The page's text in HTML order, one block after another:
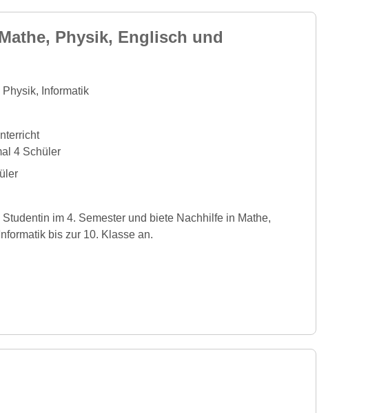
Physik, Englisch und
Informatik
4 Schüler
im 4. Semester und biete Nachhilfe in Mathe,
bis zur 10. Klasse an.